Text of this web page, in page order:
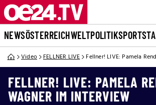
NEWSÖSTERREICHWELTPOLITIKSPORT
Video FELLNER LIVE Fellner! LIVE: Pamela
FELLNER! LIVE: PAMELA
WAGNER IM INTERVIEW